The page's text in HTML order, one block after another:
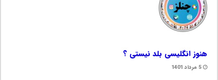
هنوز انگلیسی بلد نیستی ؟
5 مرداد 1401